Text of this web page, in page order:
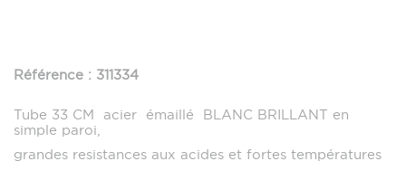
Référence : 311334
Tube 33 CM acier émaillé BLANC BRILLANT en
simple paroi,
grandes resistances aux acides et fortes températures